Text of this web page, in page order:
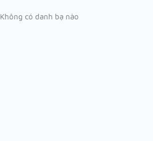
Không có danh bạ nào